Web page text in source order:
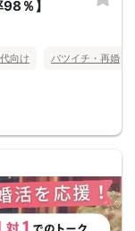
％】
向け バツイチ・再婚